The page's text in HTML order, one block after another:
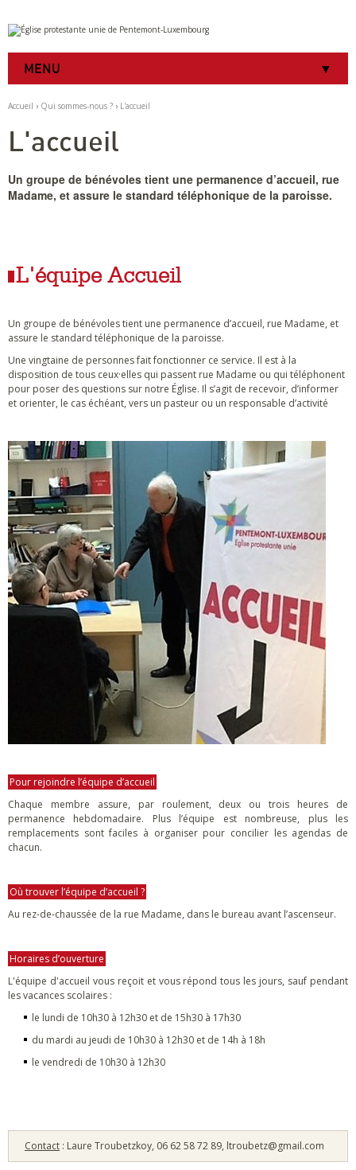
Aller
au
contenu.
à
navigation
Outils
personnels
MENU
Accueil › Qui sommes-nous ? › L'accueil
L'accueil
Un groupe de bénévoles tient une permanence d’accueil, rue
Madame, et assure le standard téléphonique de la paroisse.
L'équipe Accueil
Un groupe de bénévoles tient une permanence d’accueil, rue Madame, et
assure le standard téléphonique de la paroisse.
Une vingtaine de personnes fait fonctionner ce service. Il est à la
disposition de tous ceux·elles qui passent rue Madame ou qui téléphonent
pour poser des questions sur notre Église. Il s’agit de recevoir, d’informer
et orienter, le cas échéant, vers un pasteur ou un responsable d’activité
Pour rejoindre l’équipe d’accueil
Chaque membre assure, par roulement, deux ou trois heures de
permanence hebdomadaire. Plus l’équipe est nombreuse, plus les
remplacements sont faciles à organiser pour concilier les agendas de
chacun.
Où trouver l’équipe d’accueil ?
Au rez-de-chaussée de la rue Madame, dans le bureau avant l’ascenseur.
Horaires d’ouverture
L'équipe d'accueil vous reçoit et vous répond tous les jours, sauf pendant
les vacances scolaires :
le lundi de 10h30 à 12h30 et de 15h30 à 17h30
du mardi au jeudi de 10h30 à 12h30 et de 14h à 18h
le vendredi de 10h30 à 12h30
Contact : Laure Troubetzkoy, 06 62 58 72 89, ltroubetz@gmail.com